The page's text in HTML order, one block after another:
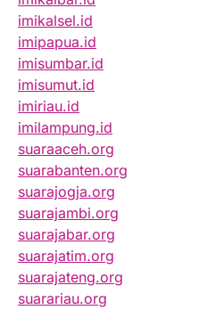
imikalsel.id
imipapua.id
imisumbar.id
imisumut.id
imiriau.id
imilampung.id
suaraaceh.org
suarabanten.org
suarajogja.org
suarajambi.org
suarajabar.org
suarajatim.org
suarajateng.org
suarariau.org